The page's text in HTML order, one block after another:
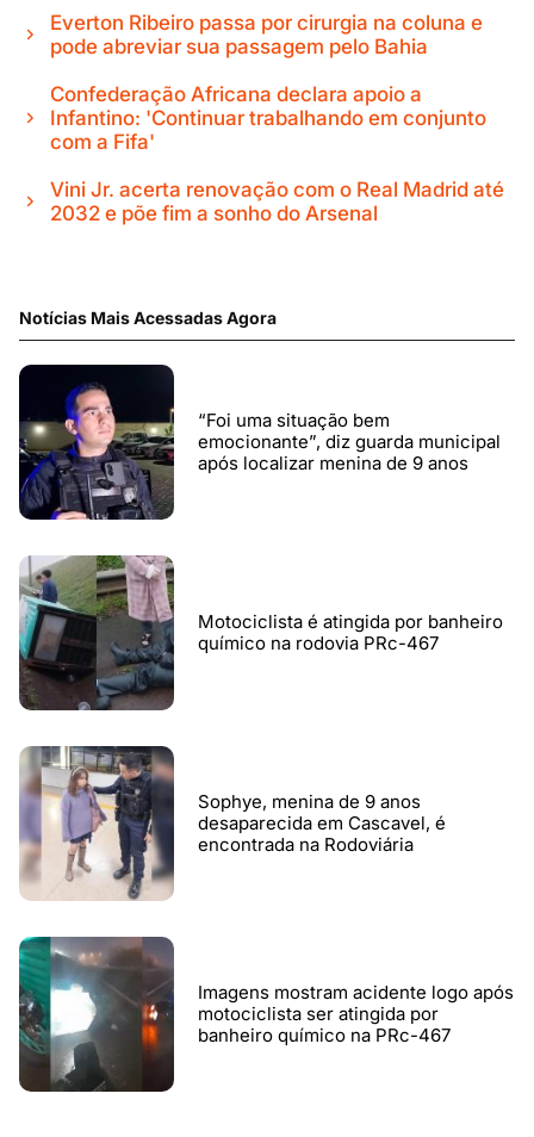
Everton Ribeiro passa por cirurgia na coluna e
pode abreviar sua passagem pelo Bahia
Confederação Africana declara apoio a
Infantino: 'Continuar trabalhando em conjunto
com a Fifa'
Vini Jr. acerta renovação com o Real Madrid até
2032 e põe fim a sonho do Arsenal
Notícias Mais Acessadas Agora
“Foi uma situação bem
emocionante”, diz guarda municipal
após localizar menina de 9 anos
Motociclista é atingida por banheiro
químico na rodovia PRc-467
Sophye, menina de 9 anos
desaparecida em Cascavel, é
encontrada na Rodoviária
Imagens mostram acidente logo após
motociclista ser atingida por
banheiro químico na PRc-467